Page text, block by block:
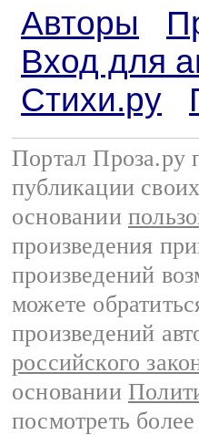
Авторы
Вход для
Стихи.ру
Портал Проза.ру
публикации
основании
произведения
произведений
можете
произведений
российского
основании
посмотреть